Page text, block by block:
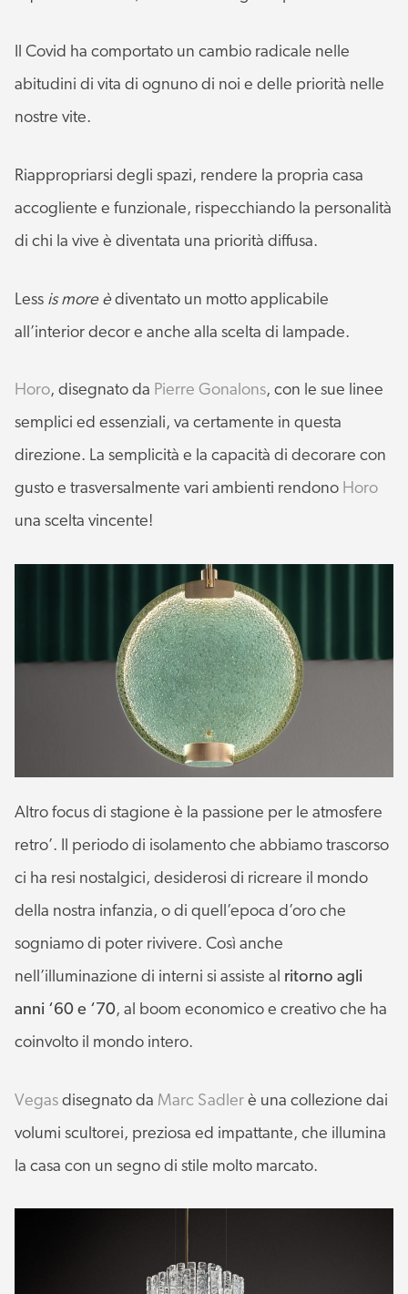
Il Covid ha comportato un cambio radicale nelle
abitudini di vita di ognuno di noi e delle priorità nelle
nostre vite.
Riappropriarsi degli spazi, rendere la propria casa
accogliente e funzionale, rispecchiando la personalità
di chi la vive è diventata una priorità diffusa.
Less is more èdiventato un motto applicabile
all’interior decor e anche alla scelta di lampade.
Horo, disegnato da Pierre Gonalons, con le sue linee
semplici ed essenziali, va certamente in questa
direzione. La semplicità e la capacità di decorare con
gusto e trasversalmente vari ambienti rendono Horo
una scelta vincente!
Altro focus di stagione è la passione per le atmosfere
retro’. Il periodo di isolamento che abbiamo trascorso
ci ha resi nostalgici, desiderosi di ricreare il mondo
della nostra infanzia, o di quell’epoca d’oro che
sogniamo di poter rivivere. Così anche
nell’illuminazione di interni si assiste al ritorno agli
anni ‘60 e ‘70, al boom economico e creativo che ha
coinvolto il mondo intero.
Vegas disegnato da Marc Sadler è una collezione dai
volumi scultorei, preziosa ed impattante, che illumina
la casa con un segno di stile molto marcato.